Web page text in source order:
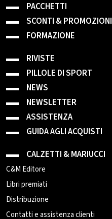
PACCHETTI
SCONTI & PROMOZIONI
FORMAZIONE
RIVISTE
PILLOLE DI SPORT
NEWS
NEWSLETTER
ASSISTENZA
GUIDA AGLI ACQUISTI
CALZETTI & MARIUCCI
C&M Editore
Libri premiati
Distribuzione
Contatti e assistenza clienti